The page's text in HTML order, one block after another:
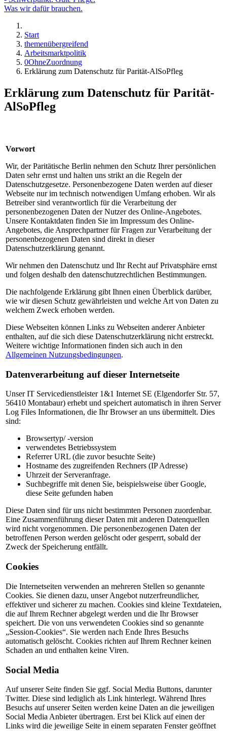
Was wir dafür brauchen.
Start
themenübergreifend
Arbeitsmarktpolitik
0OhneZuordnung
Erklärung zum Datenschutz für Parität-AlSoPfleg
Erklärung zum Datenschutz für Parität-
AlSoPfleg
Vorwort
Wir, der Paritätische Berlin nehmen den Schutz Ihrer persönlichen
Daten sehr ernst und halten uns strikt an die Regeln der
Datenschutzgesetze. Personenbezogene Daten werden auf dieser
Webseite nur im technisch notwendigen Umfang erhoben. Wir als
Betreiber sind verantwortlich für die Verarbeitung der
personenbezogenen Daten der Nutzer des Online-Angebotes.
Unsere Kontaktdaten finden Sie im Impressum des Online-
Angebotes, die Ansprechpartner für Fragen zur Verarbeitung der
personenbezogenen Daten sind direkt in dieser
Datenschutzerklärung genannt.
Wir nehmen den Datenschutz und Ihr Recht auf Privatsphäre ernst
und folgen deshalb den datenschutzrechtlichen Bestimmungen.
Die nachfolgende Erklärung gibt Ihnen einen Überblick darüber,
wie wir diesen Schutz gewährleisten und welche Art von Daten zu
welchem Zweck erhoben werden.
Diese Webseiten können Links zu Webseiten anderer Anbieter
enthalten, auf die sich diese Datenschutzerklärung nicht erstreckt.
Weitere wichtige Informationen finden sich auch in den
Allgemeinen Nutzungsbedingungen.
Datenverarbeitung auf dieser Internetseite
Unser IT Servicedienstleister 1&1 Internet SE (Elgendorfer Str. 57,
56410 Montabaur) erhebt und speichert automatisch in ihren Server
Log Files Informationen, die Ihr Browser an uns übermittelt. Dies
sind:
Browsertyp/ -version
verwendetes Betriebssystem
Referrer URL (die zuvor besuchte Seite)
Hostname des zugreifenden Rechners (IP Adresse)
Uhrzeit der Serveranfrage.
Suchbegriffe mit denen Sie, beispielsweise über Google,
diese Seite gefunden haben
Diese Daten sind für uns nicht bestimmten Personen zuordenbar.
Eine Zusammenführung dieser Daten mit anderen Datenquellen
wird nicht vorgenommen. Die personenbezogenen Daten der
betroffenen Person werden gelöscht oder gesperrt, sobald der
Zweck der Speicherung entfällt.
Cookies
Die Internetseiten verwenden an mehreren Stellen so genannte
Cookies. Sie dienen dazu, unser Angebot nutzerfreundlicher,
effektiver und sicherer zu machen. Cookies sind kleine Textdateien,
die auf Ihrem Rechner abgelegt werden und die Ihr Browser
speichert. Die von uns verwendeten Cookies sind so genannte
„Session-Cookies“. Sie werden nach Ende Ihres Besuchs
automatisch gelöscht. Cookies richten auf Ihrem Rechner keinen
Schaden an und enthalten keine Viren.
Social Media
Auf unserer Seite finden Sie ggf. Social Media Buttons, darunter
Twitter. Diese sind lediglich als Link hinterlegt. Während Ihres
Besuchs auf unserer Seiten werden keine Daten an die jeweiligen
Social Media Anbieter übertragen. Erst bei Klick auf einen der
Links wird die jeweilige Seite in einem separaten Fenster geöffnet